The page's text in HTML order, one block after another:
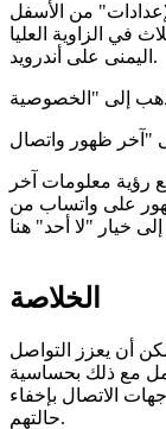
من الأسفل
في الزاوية العليا
اليمنى على أندرويد.
رؤية معلومات آخر
على واتساب من
الخلاصة
أن يعزز التواصل
مع ذلك بحساسية
الاتصال بإخفاء
حالتهم.